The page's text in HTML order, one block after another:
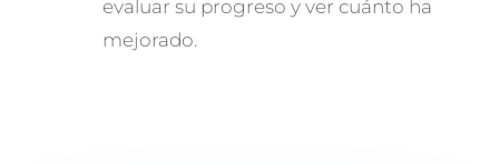
evaluar su progreso y ver cuánto ha
mejorado.